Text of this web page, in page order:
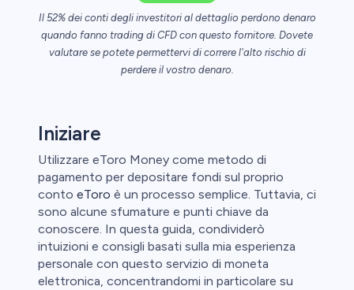
Il 52% dei conti degli investitori al dettaglio perdono denaro
quando fanno trading di CFD con questo fornitore. Dovete
valutare se potete permettervi di correre l'alto rischio di
perdere il vostro denaro.
Iniziare
Utilizzare eToro Money come metodo di
pagamento per depositare fondi sul proprio
conto eToro è un processo semplice. Tuttavia, ci
sono alcune sfumature e punti chiave da
conoscere. In questa guida, condividerò
intuizioni e consigli basati sulla mia esperienza
personale con questo servizio di moneta
elettronica, concentrandomi in particolare su